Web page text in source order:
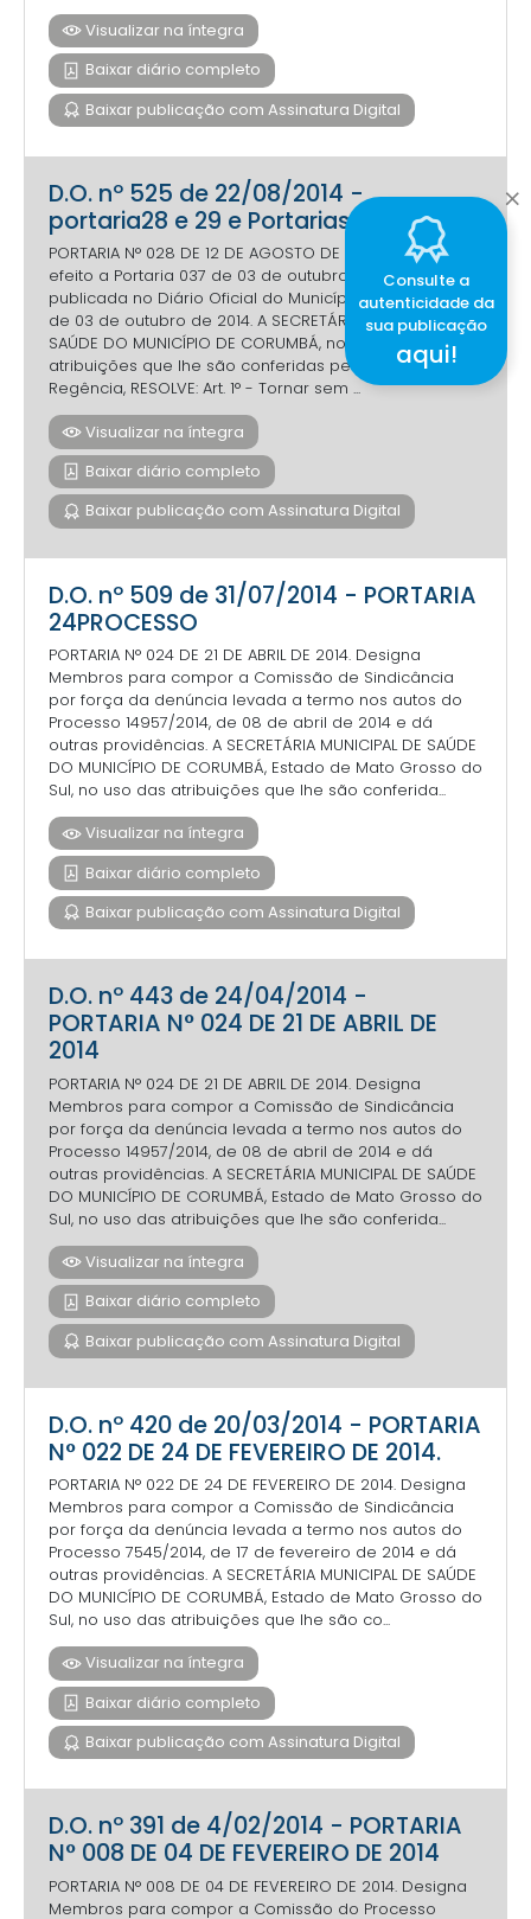
Visualizar na íntegra
Baixar diário completo
Baixar publicação com Assinatura Digital
D.O. nº 525 de 22/08/2014 -
portaria28 e 29 e Portarias N° 030 e 31
PORTARIA N° 028 DE 12 DE AGOSTO DE 2014. Torna sem
efeito a Portaria 037 de 03 de outubro de 2013,
publicada no Diário Oficial do Município Edição nº. 311
de 03 de outubro de 2014. A SECRETÁRIA MUNICIPAL DE
SAÚDE DO MUNICÍPIO DE CORUMBÁ, no uso das
atribuições que lhe são conferidas pela Legislação de
Regência, RESOLVE: Art. 1° - Tornar sem ...
Visualizar na íntegra
Baixar diário completo
Baixar publicação com Assinatura Digital
D.O. nº 509 de 31/07/2014 - PORTARIA
24PROCESSO
PORTARIA N° 024 DE 21 DE ABRIL DE 2014. Designa
Membros para compor a Comissão de Sindicância
por força da denúncia levada a termo nos autos do
Processo 14957/2014, de 08 de abril de 2014 e dá
outras providências. A SECRETÁRIA MUNICIPAL DE SAÚDE
DO MUNICÍPIO DE CORUMBÁ, Estado de Mato Grosso do
Sul, no uso das atribuições que lhe são conferida...
Visualizar na íntegra
Baixar diário completo
Baixar publicação com Assinatura Digital
D.O. nº 443 de 24/04/2014 -
PORTARIA N° 024 DE 21 DE ABRIL DE
2014
PORTARIA N° 024 DE 21 DE ABRIL DE 2014. Designa
Membros para compor a Comissão de Sindicância
por força da denúncia levada a termo nos autos do
Processo 14957/2014, de 08 de abril de 2014 e dá
outras providências. A SECRETÁRIA MUNICIPAL DE SAÚDE
DO MUNICÍPIO DE CORUMBÁ, Estado de Mato Grosso do
Sul, no uso das atribuições que lhe são conferida...
Visualizar na íntegra
Baixar diário completo
Baixar publicação com Assinatura Digital
D.O. nº 420 de 20/03/2014 - PORTARIA
N° 022 DE 24 DE FEVEREIRO DE 2014.
PORTARIA N° 022 DE 24 DE FEVEREIRO DE 2014. Designa
Membros para compor a Comissão de Sindicância
por força da denúncia levada a termo nos autos do
Processo 7545/2014, de 17 de fevereiro de 2014 e dá
outras providências. A SECRETÁRIA MUNICIPAL DE SAÚDE
DO MUNICÍPIO DE CORUMBÁ, Estado de Mato Grosso do
Sul, no uso das atribuições que lhe são co...
Visualizar na íntegra
Baixar diário completo
Baixar publicação com Assinatura Digital
D.O. nº 391 de 4/02/2014 - PORTARIA
N° 008 DE 04 DE FEVEREIRO DE 2014
PORTARIA N° 008 DE 04 DE FEVEREIRO DE 2014. Designa
Membros para compor a Comissão do Processo
Consulte a
autenticidade da
sua publicação
aqui!